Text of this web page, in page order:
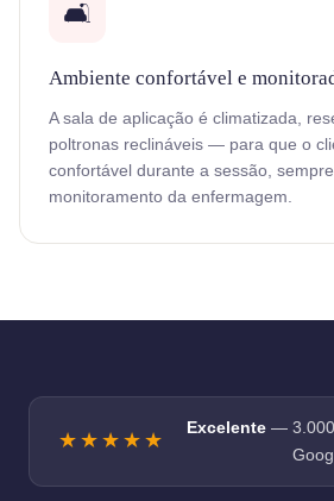
🛋️
Ambiente confortável e
A sala de aplicação é climatizada,
poltronas reclináveis — para que o
confortável durante a sessão,
monitoramento da enfermagem.
★★★★★
Excelente —